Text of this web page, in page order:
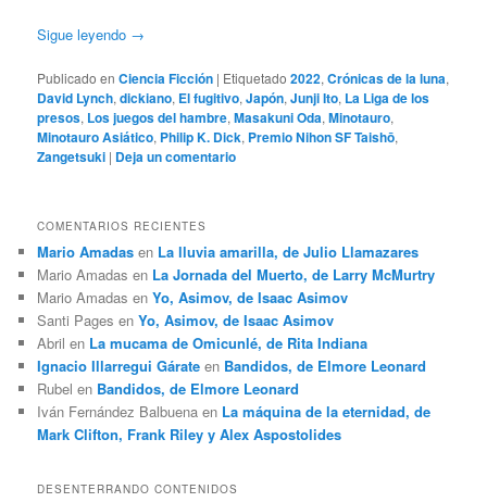
Sigue leyendo →
Publicado en Ciencia Ficción | Etiquetado 2022,Crónicas de la luna,
David Lynch,dickiano, El fugitivo,Japón,Junji Ito, La Liga de los
presos, Los juegos del hambre,Masakuni Oda,Minotauro,
Minotauro Asiático, Philip K. Dick, Premio Nihon SF Taishō,
Zangetsuki | Deja un comentario
COMENTARIOS RECIENTES
Mario Amadas en La lluvia amarilla, de Julio Llamazares
Mario Amadas en La Jornada del Muerto, de Larry McMurtry
Mario Amadas enYo, Asimov, de Isaac Asimov
Santi Pages enYo, Asimov, de Isaac Asimov
Abril en La mucama de Omicunlé, de Rita Indiana
Ignacio Illarregui Gárate en Bandidos, de Elmore Leonard
Rubel en Bandidos, de Elmore Leonard
Iván Fernández Balbuena en La máquina de la eternidad, de
Mark Clifton, Frank Riley y Alex Aspostolides
DESENTERRANDO CONTENIDOS